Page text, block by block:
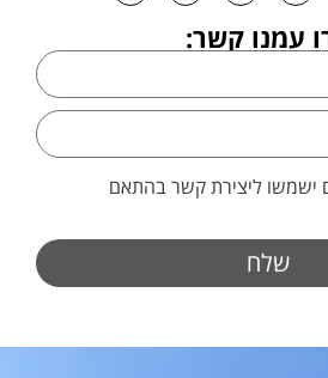
עמנו קשר:
ישמשו ליצירת קשר בהתאם
שלח